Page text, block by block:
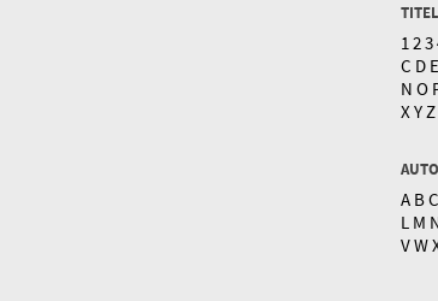
TITEL
1 23
C D E
N O
X Y Z
A BC
L M
VW